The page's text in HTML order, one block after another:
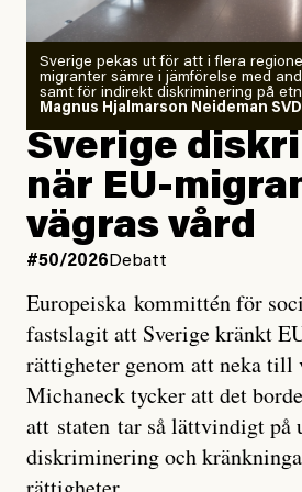
Zeke Hausfather är chockad igen
analyserat hur de olika
läget för hur den begynnande El
utveckla sig. El Niño är ett
väderfenomen som uppstår när
Stilla havet blir ovanligt varmt. Det
över stora delar av världen och
forskare allt oftare varnat för att
Det verkar vara en underdrift,
Hausfather.
”Det ser ut som att årets El Niño
sannolikhet kommer att bli den
Sverige pekas ut för att i flera
migranter sämre i jämförelse med
samt för indirekt diskriminering på
Magnus Hjalmarson Neideman
Sverige
när EU-
vägras vård
#50/2026 Debatt
Europeiska kommittén för
fastslagit att Sverige kränkt
rättigheter genom att neka till
Michaneck tycker att det
att staten tar så lättvindigt på
diskriminering och